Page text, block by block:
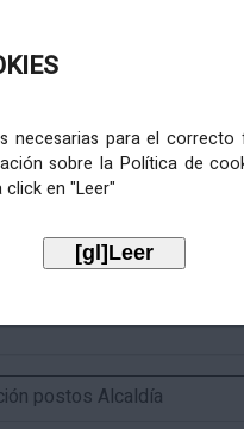
necesarias para el
sobre la Política de
click en "Leer"
final proceso elaboración
provisional de concurso
final do proceso de
proceso selectivo
postos Alcaldía